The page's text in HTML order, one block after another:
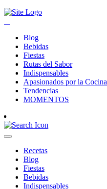
Blog
Bebidas
Fiestas
Rutas del Sabor
Indispensables
Apasionados por la Cocina
Tendencias
MOMENTOS
Recetas
Blog
Fiestas
Bebidas
Indispensables